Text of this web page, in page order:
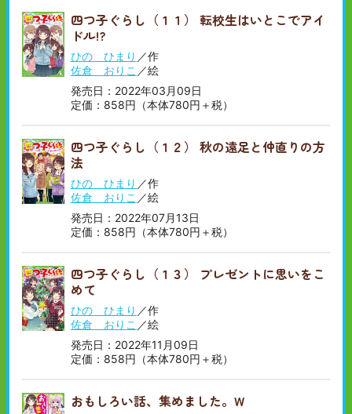
四つ子ぐらし（１１） 転校生はいとこでアイ
ドル!?
ひの ひまり ／作
佐倉 おりこ ／絵
発売日：2022年03月09日
定価：858円（本体780円＋税）
四つ子ぐらし（１２） 秋の遠足と仲直りの方
法
ひの ひまり ／作
佐倉 おりこ ／絵
発売日：2022年07月13日
定価：858円（本体780円＋税）
四つ子ぐらし（１３） プレゼントに思いをこ
めて
ひの ひまり ／作
佐倉 おりこ ／絵
発売日：2022年11月09日
定価：858円（本体780円＋税）
おもしろい話、集めました。W